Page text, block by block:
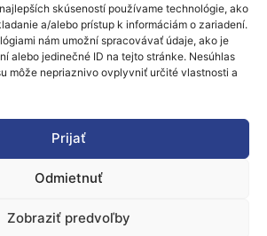
skúseností používame technológie, ako
a/alebo prístup k informáciám o zariadení.
nám umožní spracovávať údaje, ako je
alebo jedinečné ID na tejto stránke. Nesúhlas
môže nepriaznivo ovplyvniť určité vlastnosti a
Prijať
Odmietnuť
Zobraziť predvoľby
O nás
Naše služby
Stáže a pobyty